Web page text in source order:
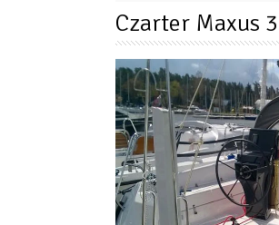
Czarter Maxus